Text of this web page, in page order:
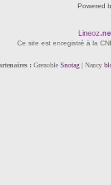
Powered
Lineoz
Ce site est enregistré à la
:Grenoble Snotag| Nancy